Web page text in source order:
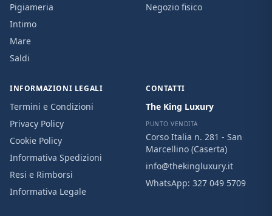
Pigiameria
Intimo
Mare
Saldi
Negozio fisico
INFORMAZIONI LEGALI
Termini e Condizioni
Privacy Policy
Cookie Policy
Informativa Spedizioni
Resi e Rimborsi
Informativa Legale
CONTATTI
The King Luxury
PUNTO VENDITA
Corso Italia n. 281 - San
Marcellino (Caserta)
info@thekingluxury.it
WhatsApp: 327 049 5709